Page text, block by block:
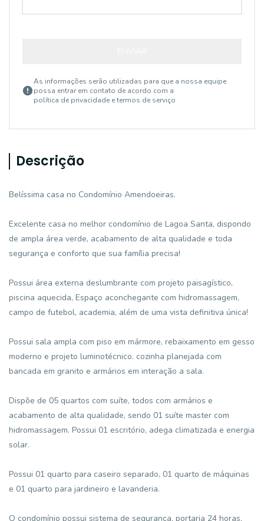
As informações serão utilizadas para que a nossa equipe
possa entrar em contato de acordo com a
política de privacidade e termos de serviço
Descrição
Belíssima casa no Condomínio Amendoeiras.
Excelente casa no melhor condomínio de Lagoa Santa, dispondo
de ampla área verde, acabamento de alta qualidade e toda
segurança e conforto que sua família precisa!
Possui área externa deslumbrante com projeto paisagístico,
piscina aquecida, Espaço aconchegante com hidromassagem,
campo de futebol, academia, além de uma vista definitiva única!
Possui sala ampla com piso em mármore, rebaixamento em gesso
moderno e projeto luminotécnico. cozinha planejada com
bancada em granito e armários em interação a sala.
Dispõe de 05 quartos com suíte, todos com armários e
acabamento de alta qualidade, sendo 01 suíte master com
hidromassagem. Possui 01 escritório, adega climatizada e energia
solar.
Possui 01 quarto para caseiro separado, 01 quarto de máquinas
e 01 quarto para jardineiro e lavanderia.
O condomínio possui sistema de segurança, portaria 24 horas,